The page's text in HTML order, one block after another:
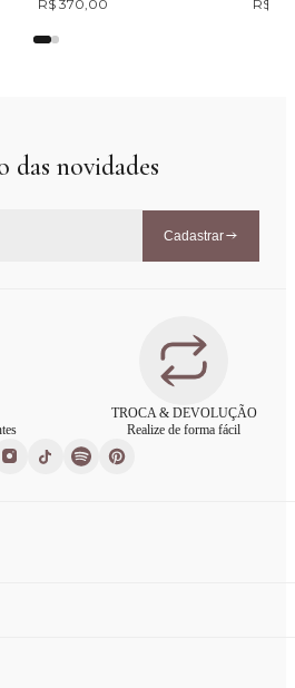
R$ 370,00
R$
novidades
Cadastrar
TROCA & DEVOLUÇÃO
Realize de forma fácil